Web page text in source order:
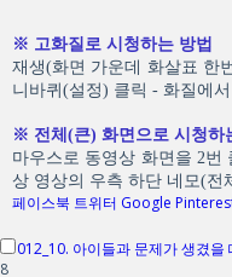
※ 고화질로 시청하는 방법
재생(화면 가운데 화살표 한
니바퀴(설정) 클릭 - 화질에서
※ 전체(큰) 화면으로 시청하
마우스로 동영상 화면을 2번
상 영상의 우측 하단 네모(전
페이스북 트위터 Google
8
012_10. 아이들과 문제가 생겼을